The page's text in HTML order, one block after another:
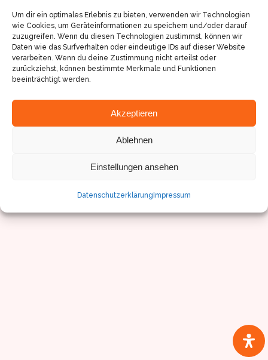
Um dir ein optimales Erlebnis zu bieten, verwenden wir Technologien
wie Cookies, um Geräteinformationen zu speichern und/oder darauf
zuzugreifen. Wenn du diesen Technologien zustimmst, können wir
Daten wie das Surfverhalten oder eindeutige IDs auf dieser Website
verarbeiten. Wenn du deine Zustimmung nicht erteilst oder
zurückziehst, können bestimmte Merkmale und Funktionen
beeinträchtigt werden.
Akzeptieren
Ablehnen
Einstellungen ansehen
Datenschutzerklärung Impressum
Impressum/Datenschutz